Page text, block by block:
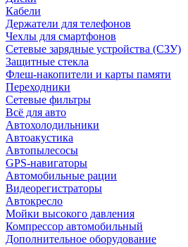
Кабели
Держатели для телефонов
Чехлы для смартфонов
Сетевые зарядные устройства (СЗУ)
Защитные стекла
Флеш-накопители и карты памяти
Переходники
Сетевые фильтры
Всё для авто
Автохолодильники
Автоакустика
Автопылесосы
GPS-навигаторы
Автомобильные рации
Видеорегистраторы
Автокресло
Мойки высокого давления
Компрессор автомобильный
Дополнительное оборудование